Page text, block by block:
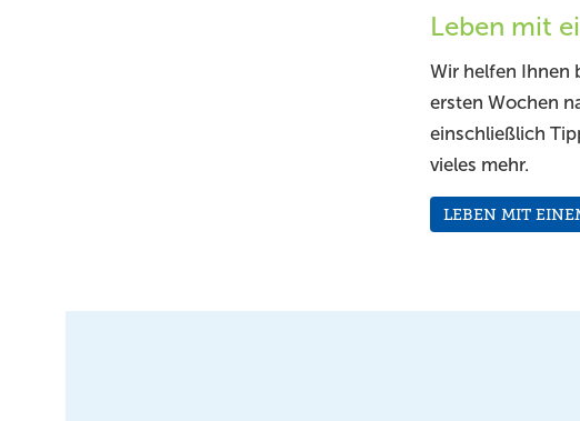
Leben mit
Wir helfen Ihnen
ersten Wochen
einschließlich
vieles mehr.
LEBEN MIT